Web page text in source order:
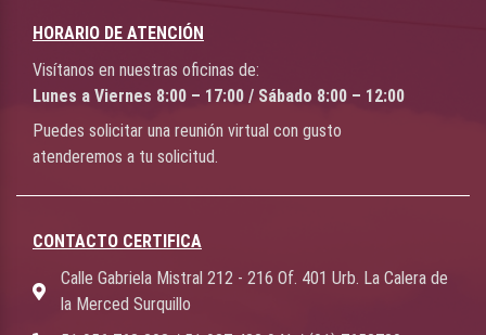
HORARIO DE ATENCIÓN
Visítanos en nuestras oficinas de:
Lunes a Viernes 8:00 – 17:00 / Sábado 8:00 – 12:00
Puedes solicitar una reunión virtual con gusto
atenderemos a tu solicitud.
CONTACTO CERTIFICA
Calle Gabriela Mistral 212 - 216 Of. 401 Urb. La Calera de
la Merced Surquillo